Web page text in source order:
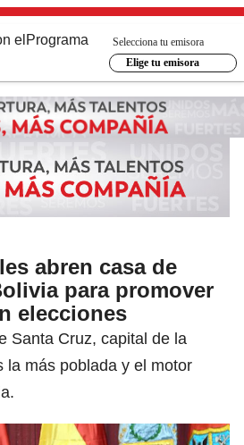
el Programa
Selecciona tu emisora
Elige tu emisora
abren casa de
para promover
elecciones
Santa Cruz, capital de la
la más poblada y el motor